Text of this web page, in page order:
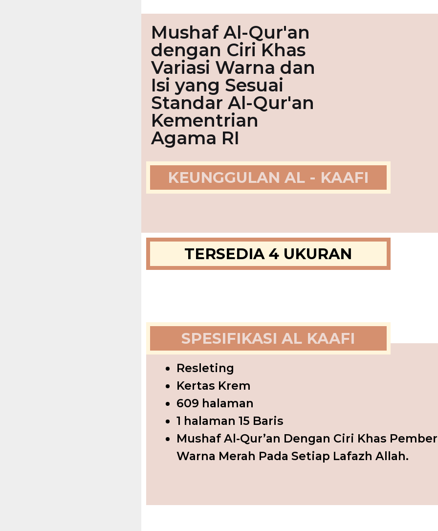
Mushaf Al-Qur'an
dengan Ciri Khas
Variasi Warna dan
Isi yang Sesuai
Standar Al-Qur'an
Kementrian
Agama RI
KEUNGGULAN AL - KAAFI
TERSEDIA 4 UKURAN
SPESIFIKASI AL KAAFI
Resleting
Kertas Krem
609 halaman
1 halaman 15 Baris
Mushaf Al-Qur’an Dengan Ciri Khas
Warna Merah Pada Setiap Lafazh Allah.